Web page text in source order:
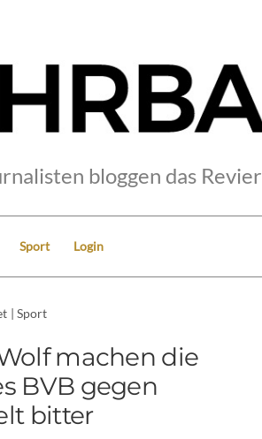
bloggen das Revier
Sport Login
| Sport
machen die
BVB gegen
bitter